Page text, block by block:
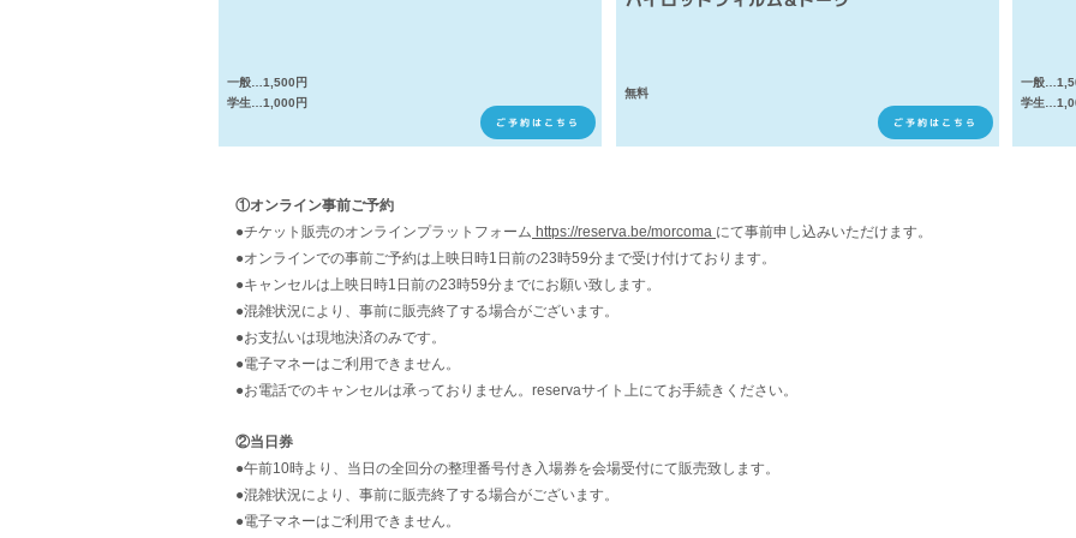
一般…1,500円
学生…1,000円
ご予約はこちら
無料
ご予約はこちら
一般
学生
①オンライン事前ご予約
●チケット販売のオンラインプラットフォーム https://reserva.be/morcoma にて事前申し込みいただけます。
●オンラインでの事前ご予約は上映日時1日前の23時59分まで受け付けております。
●キャンセルは上映日時1日前の23時59分までにお願い致します。
●混雑状況により、事前に販売終了する場合がございます。
●お支払いは現地決済のみです。
●電子マネーはご利用できません。
●お電話でのキャンセルは承っておりません。reservaサイト上にてお手続きください。
②当日券
●午前10時より、当日の全回分の整理番号付き入場券を会場受付にて販売致します。
●混雑状況により、事前に販売終了する場合がございます。
●電子マネーはご利用できません。